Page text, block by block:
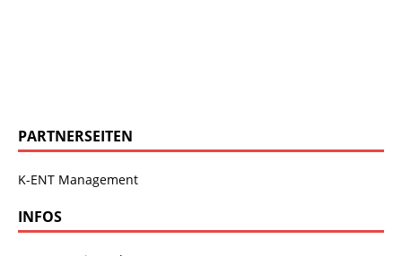
PARTNERSEITEN
K-ENT Management
INFOS